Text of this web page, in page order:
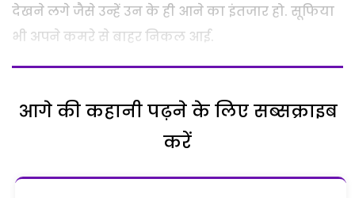
देखने लगे जैसे उन्हें उन के ही आने का इंतजार हो. सूफिया
भी अपने कमरे से बाहर निकल आई.
आगे की कहानी पढ़ने के लिए सब्सक्राइब
करें